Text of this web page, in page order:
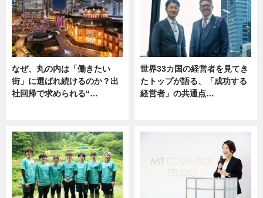
なぜ、丸の内は「働きたい
街」に選ばれ続けるのか？出
社回帰で求められる“…
世界33カ国の経営者を見てき
たトップが語る、「成功する
経営者」の共通点…